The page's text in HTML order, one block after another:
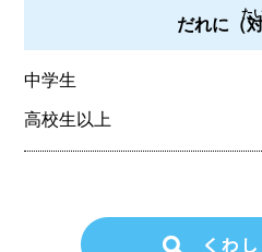
だれに（
た
中学生
高校生以上